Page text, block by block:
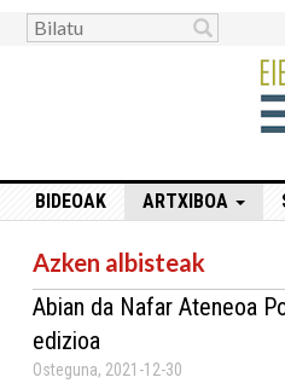
BIDEOAK ARTXIBOA
Azken albisteak
Abian da Nafar Ateneoa
edizioa
Osteguna, 2021-12-30